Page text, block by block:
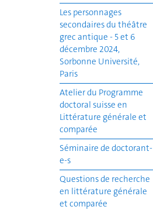
Les personnages
secondaires du théâtre
grec antique - 5 et 6
décembre 2024,
Sorbonne Université,
Paris
Atelier du Programme
doctoral suisse en
Littérature générale et
comparée
Séminaire de doctorant-
e-s
Questions de recherche
en littérature générale
et comparée